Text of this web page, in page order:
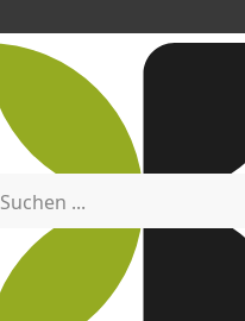
Menü
Suchen ...